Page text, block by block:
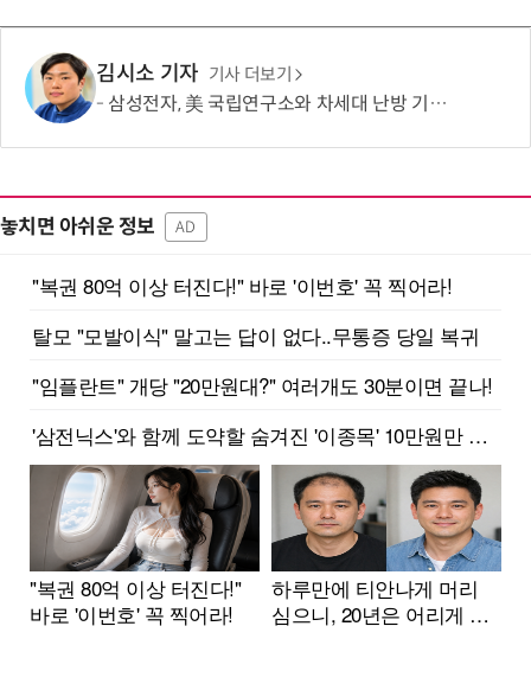
김시소 기자 기사 더보기
삼성전자, 美 국립연구소와 차세대 난방 기술 개발한다
놓치면 아쉬운 정보 AD